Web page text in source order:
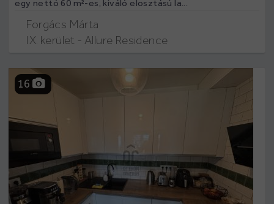
egy nettó 60 m²-es, kiváló elosztású la...
Forgács Márta
IX. kerület - Allure Residence
16